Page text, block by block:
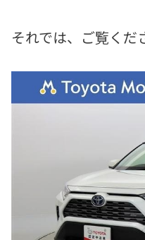
それでは、ご覧くだ